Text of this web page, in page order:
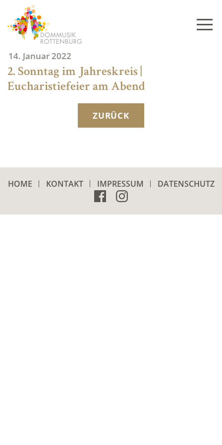
content
14. Januar 2022
2. Sonntag im Jahreskreis |
Eucharistiefeier am Abend
ZURÜCK
HOME KONTAKT IMPRESSUM DATENSCHUTZ